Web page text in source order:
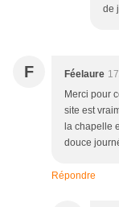
de
F Féelaure
Merci pour
site est
la chapelle
douce
Répondre